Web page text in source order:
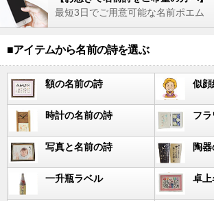
最短3日でご用意可能な名前ポエム
■アイテムから名前の詩を選ぶ
額の名前の詩 似顔
時計の名前の詩 フ
写真と名前の詩 陶
一升瓶ラベル 卓上